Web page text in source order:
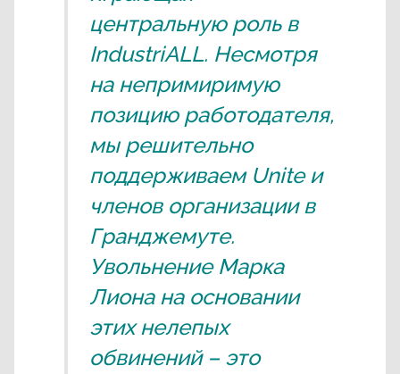
центральную роль в
IndustriALL. Несмотря
на непримиримую
позицию работодателя,
мы решительно
поддерживаем Unite и
членов организации в
Гранджемуте.
Увольнение Марка
Лиона на основании
этих нелепых
обвинений – это